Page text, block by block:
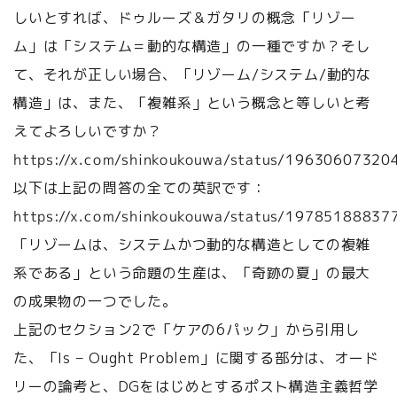
しいとすれば、ドゥルーズ＆ガタリの概念「リゾー
ム」は「システム＝動的な構造」の一種ですか？そし
て、それが正しい場合、「リゾーム/システム/動的な
構造」は、また、「複雑系」という概念と等しいと考
えてよろしいですか？
https://x.com/shinkoukouwa/status/
以下は上記の問答の全ての英訳です：
https://x.com/shinkoukouwa/status/
「リゾームは、システムかつ動的な構造としての複雑
系である」という命題の生産は、「奇跡の夏」の最大
の成果物の一つでした。
上記のセクション2で「ケアの6パック」から引用し
た、「Is – Ought Problem」に関する部分は、オード
リーの論考と、DGをはじめとするポスト構造主義哲学